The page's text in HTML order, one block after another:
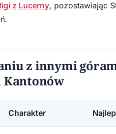
z Lucerny, pozostawiając
z innymi
Kantonów
Charakter